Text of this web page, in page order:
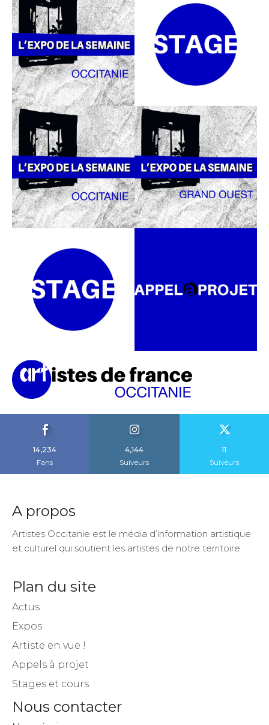
14,234
Fans
4,144
Suiveurs
11
Suiveurs
A propos
Artistes Occitanie est le média d’information artistique
et culturel qui soutient les artistes de notre territoire.
Plan du site
Actus
Expos
Artiste en vue !
Appels à projet
Stages et cours
Nous contacter